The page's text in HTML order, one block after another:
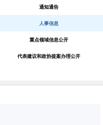
通知通告
人事信息
重点领域信息公开
代表建议和政协提案办理公开